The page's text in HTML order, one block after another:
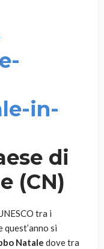
di
(CN)
tra i
si
Natale dove tra